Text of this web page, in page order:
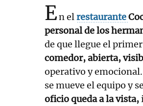
En elrestaurante
personal de los
de que llegue el
comedor, abierta,
operativo y
se mueve el equipo y
oficio queda a la vista,